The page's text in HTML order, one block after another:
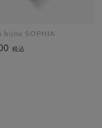
bijou SOPHIA
税込